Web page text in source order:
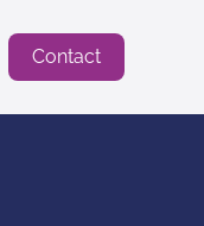
Contact